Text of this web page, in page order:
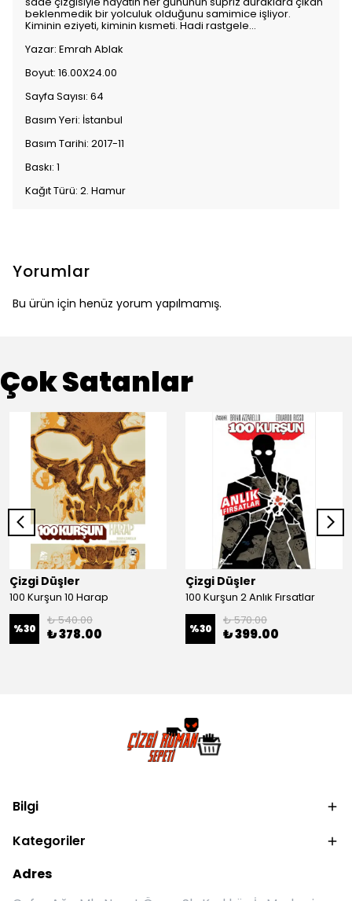
beklenmedik bir yolculuk olduğunu samimice işliyor.
Kiminin eziyeti, kiminin kısmeti. Hadi rastgele...
Yazar: Emrah Ablak
Boyut: 16.00X24.00
Sayfa Sayısı: 64
Basım Yeri: İstanbul
Basım Tarihi: 2017-11
Baskı: 1
Kağıt Türü: 2. Hamur
Yorumlar
Bu ürün için henüz yorum yapılmamış.
Çok Satanlar
Çizgi Düşler
100 Kurşun 10 Harap
%30
₺ 540.00
₺ 378.00
Çizgi Düşler
100 Kurşun 2 Anlık Fırsatlar
%30
₺ 570.00
₺ 399.00
Bilgi
Kategoriler
Adres